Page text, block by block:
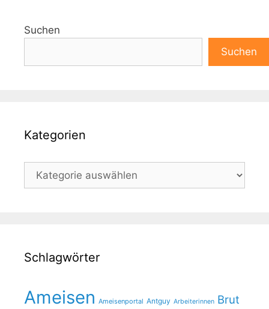
Suchen
Suchen
Kategorien
Kategorien
Schlagwörter
Ameisen Ameisenportal Antguy Arbeiterinnen Brut